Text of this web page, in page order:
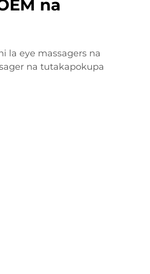
na
la eye massagers na
na tutakapokupa